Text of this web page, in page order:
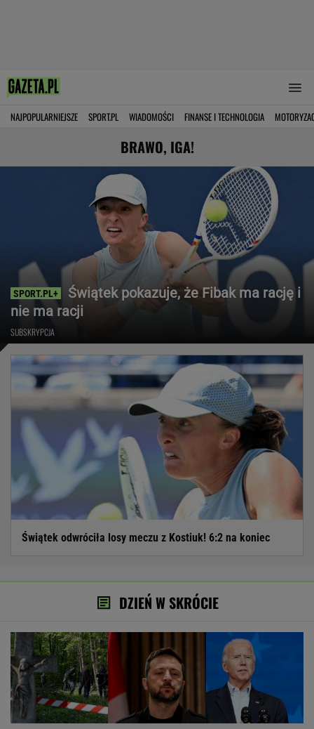
NAJPOPULARNIEJSZE SPORT.PL WIADOMOŚCI FINANSE I TECHNOLOGIA
BRAWO, IGA!
Świątek pokazuje, że Fibak ma rację i
nie ma racji
SUBSKRYPCJA
Świątek odwróciła losy meczu z Kostiuk! 6:2 na koniec
DZIEŃ W SKRÓCIE